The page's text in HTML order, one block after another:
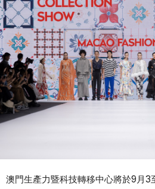
澳門生產力暨科技轉移中心將於9月3